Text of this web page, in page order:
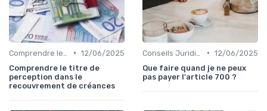
• 12/06/2025
Comprendre le titre de
perception dans le
recouvrement de créances
• 12/06/2025
Que faire quand je ne peux
pas payer l'article 700 ?